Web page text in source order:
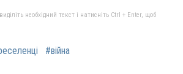
необхідний текст і натисніть Ctrl + Enter, щоб
#війна